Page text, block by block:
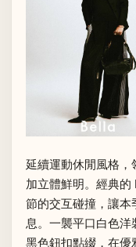
延續運動休閒風格，
加立體鮮明。經典的
節的交互碰撞，讓本
息。一襲平口白色
黑色鈕扣點綴，在優